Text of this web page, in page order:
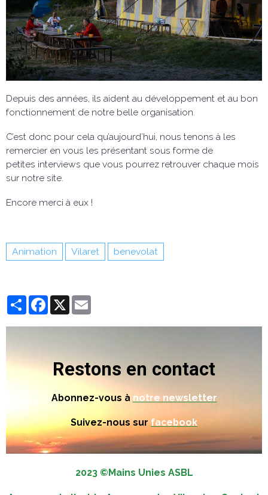
Depuis des années, ils aident au développement et au bon
fonctionnement de notre belle organisation.
C’est donc pour cela qu’aujourd’hui, nous tenons à les
remercier en vous les présentant sous forme de
petites interviews que vous pourrez retrouver chaque mois
sur notre site.
Encore merci à eux !
Animation Vilaret benevolat
PartagerFacebook
X
Restons en contact
Abonnez-vous à notre newsletter
Suivez-nous surfacebook
2023 ©Mains Unies ASBL